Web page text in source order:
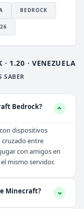
BEDROCK
· 1.20 · VENEZUELA
SABER
Bedrock?
dispositivos
cruzado entre
con amigos en
mismo servidor.
Minecraft?